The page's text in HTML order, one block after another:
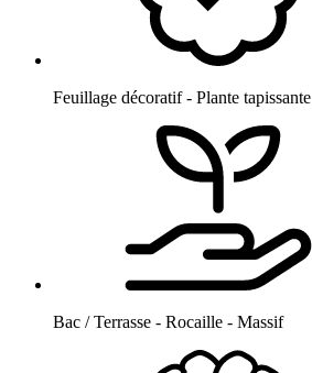
Feuillage décoratif - Plante tapissante
Bac / Terrasse - Rocaille - Massif